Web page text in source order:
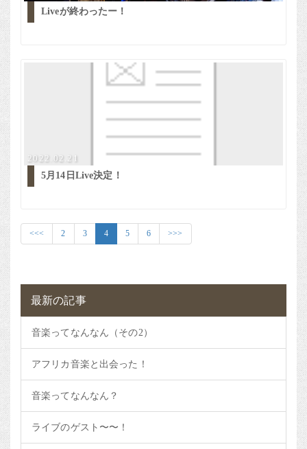
Liveが終わったー！
2022.02.21
5月14日Live決定！
<<< 2 3 4 5 6 >>>
最新の記事
音楽ってなんなん（その2）
アフリカ音楽と出会った！
音楽ってなんなん？
ライブのゲスト〜〜！